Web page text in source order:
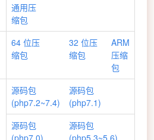
通用压
缩包
64 位压
缩包
32 位压
缩包
ARM
压缩
包
源码包
(php7.2~7.4)
源码包
(php7.1)
源码包
(php7.0)
源码包
(php5.3~5.6)